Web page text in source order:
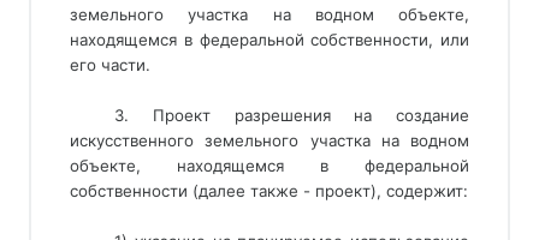
земельного участка на водном объекте,
находящемся в федеральной собственности, или
его части.
3. Проект разрешения на создание
искусственного земельного участка на водном
объекте, находящемся в федеральной
собственности (далее также - проект), содержит: